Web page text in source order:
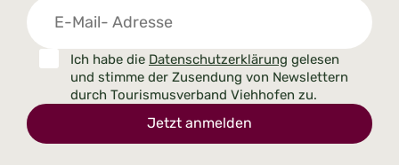
Ich habe die Datenschutzerklärung gelesen
und stimme der Zusendung von Newslettern
durch Tourismusverband Viehhofen zu.
Jetzt anmelden